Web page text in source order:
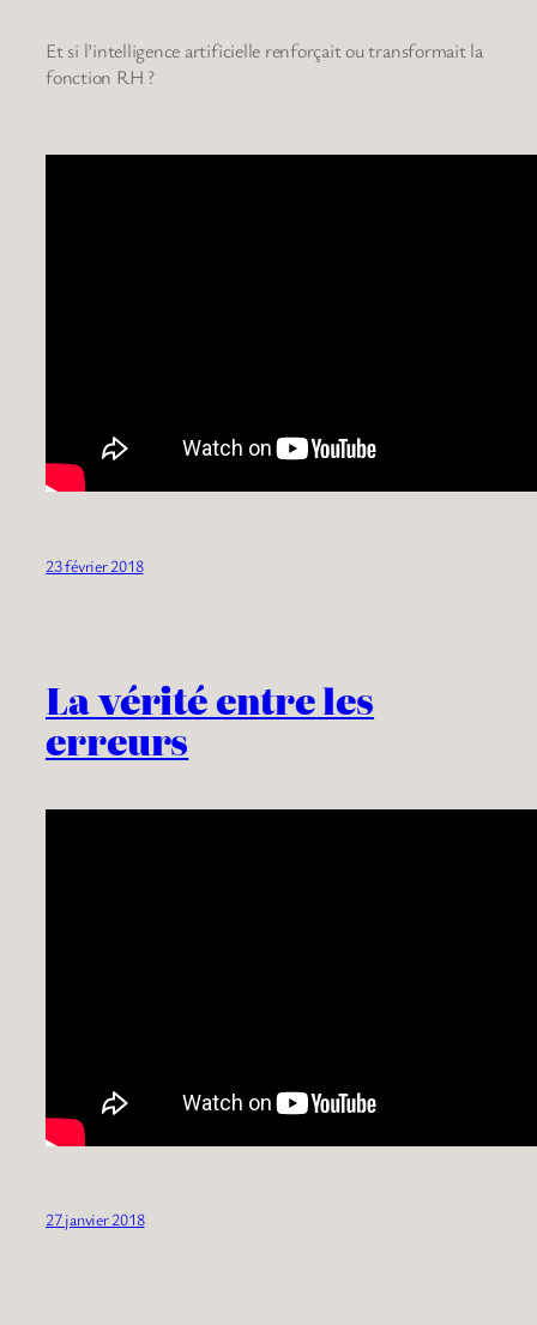
Et si l’intelligence artificielle renforçait ou transformait la
fonction RH ?
23 février 2018
La vérité entre les
erreurs
27 janvier 2018